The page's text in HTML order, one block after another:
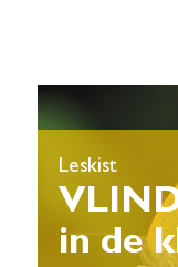
Leskist
in de